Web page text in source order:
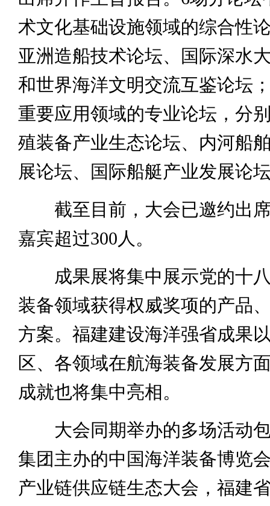
术文化基础设施领域的综合性
亚洲造船技术论坛、国际深水
和世界海洋文明交流互鉴论坛
重要应用领域的专业论坛，分
殖装备产业生态论坛、内河船
展论坛、国际船艇产业发展论
截至目前，大会已邀约出席
嘉宾超过300人。
成果展将集中展示党的十八
装备领域获得权威奖项的产品
方案。福建建设海洋强省成果
区、各领域在航海装备发展方
成就也将集中亮相。
大会同期举办的多场活动包
集团主办的中国海洋装备博览
产业链供应链生态大会，福建